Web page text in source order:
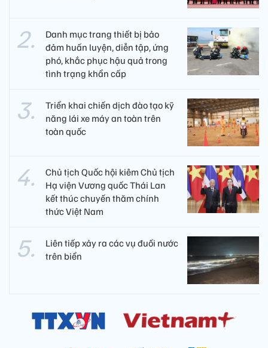
Danh mục trang thiết bị bảo
đảm huấn luyện, diễn tập, ứng
phó, khắc phục hậu quả trong
tình trạng khẩn cấp
Triển khai chiến dịch đào tạo kỹ
năng lái xe máy an toàn trên
toàn quốc
Chủ tịch Quốc hội kiêm Chủ tịch
Hạ viện Vương quốc Thái Lan
kết thúc chuyến thăm chính
thức Việt Nam
Liên tiếp xảy ra các vụ đuối nước
trên biển